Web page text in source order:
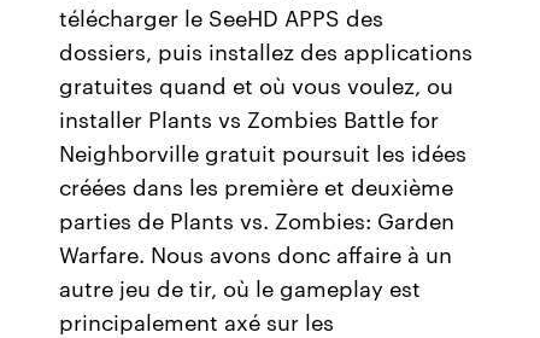
télécharger le SeeHD APPS des
dossiers, puis installez des applications
gratuites quand et où vous voulez, ou
installer Plants vs Zombies Battle for
Neighborville gratuit poursuit les idées
créées dans les première et deuxième
parties de Plants vs. Zombies: Garden
Warfare. Nous avons donc affaire à un
autre jeu de tir, où le gameplay est
principalement axé sur les